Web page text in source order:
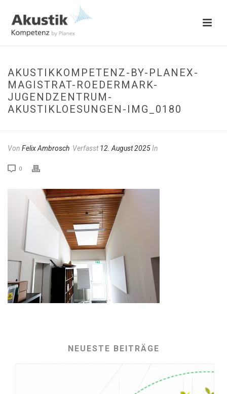
AKUSTIKKOMPETENZ-BY-PLANEX-
MAGISTRAT-ROEDERMARK-
JUGENDZENTRUM-
AKUSTIKLOESUNGEN-IMG_0180
Von Felix Ambrosch Verfasst12. August 2025In
0
NEUESTE BEITRÄGE